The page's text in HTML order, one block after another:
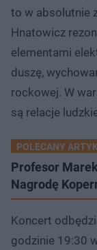
to w absolutnie
Hnatowicz
elementami
duszę,
rockowej. W
są relacje
POLECANY
Profesor
Nagrodę
Koncert
godzinie 19:30